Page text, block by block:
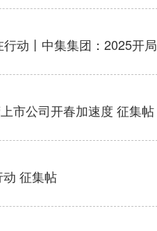
动丨中集集团：2025开
市公司开春加速度 征集帖
征集帖